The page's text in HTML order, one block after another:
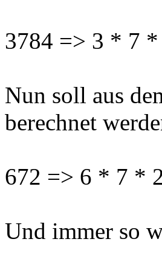
3784 => 3 * 7
Nun soll aus
berechnet
672 => 6 * 7 *
Und immer so